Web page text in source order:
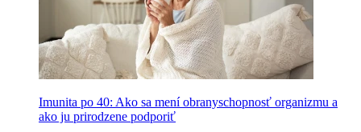
Imunita po 40: Ako sa mení obranyschopnosť organizmu a
ako ju prirodzene podporiť